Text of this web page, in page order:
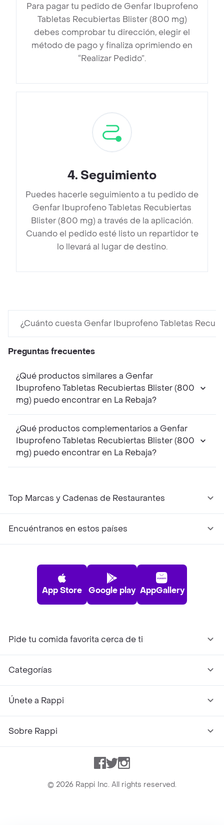
Para pagar tu pedido de Genfar Ibuprofeno
Tabletas Recubiertas Blister (800 mg)
debes comprobar tu dirección, elegir el
método de pago y finaliza oprimiendo en
“Realizar Pedido”.
4. Seguimiento
Puedes hacerle seguimiento a tu pedido de
Genfar Ibuprofeno Tabletas Recubiertas
Blister (800 mg) a través de la aplicación.
Cuando el pedido esté listo un repartidor te
lo llevará al lugar de destino.
¿Cuánto cuesta Genfar Ibuprofeno Tabletas
Preguntas frecuentes
¿Qué productos similares a Genfar
Ibuprofeno Tabletas Recubiertas Blister (800
mg) puedo encontrar en La Rebaja?
¿Qué productos complementarios a Genfar
Ibuprofeno Tabletas Recubiertas Blister (800
mg) puedo encontrar en La Rebaja?
Top Marcas y Cadenas de Restaurantes
Encuéntranos en estos países
App Store Google play AppGallery
Pide tu comida favorita cerca de ti
Categorías
Únete a Rappi
Sobre Rappi
Facebook
TwitterInstagram
© 2026 Rappi Inc. All rights reserved.